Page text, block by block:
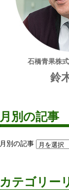
石橋青果株
鈴
月別の記事
月別の記事
カテゴリー